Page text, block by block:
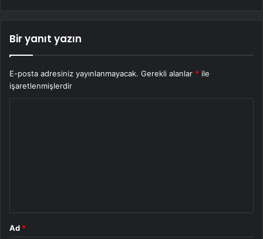
Bir yanıt yazın
E-posta adresiniz yayınlanmayacak. Gerekli alanlar * ile
işaretlenmişlerdir
Ad *